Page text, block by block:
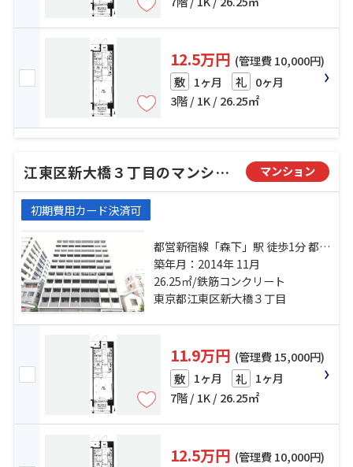
12.5万円 (管理費 10,000円)
敷 1ヶ月 礼 0ヶ月
3階 / 1K / 26.25㎡
江東区新大橋３丁目のマンション マンション
初期費用カード決済可
都営新宿線「森下」駅 徒歩1分 都営
新宿線「浜町」駅 徒歩12分 半蔵門
線「清澄白河」駅 徒歩12分
築年月：2014年 11月
26.25㎡/鉄筋コンクリート
東京都江東区新大橋３丁目
11.9万円 (管理費 15,000円)
敷 1ヶ月 礼 1ヶ月
7階 / 1K / 26.25㎡
12.5万円 (管理費 10,000円)